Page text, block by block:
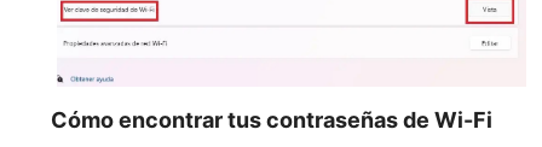
Cómo encontrar tus contraseñas de Wi-Fi